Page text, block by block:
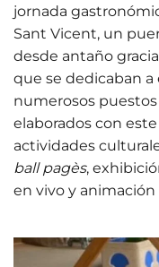
jornada
Sant Vicent, un
desde antaño
que se dedicaban a
numerosos
elaborados con
actividades
ball pagès,
en vivo y